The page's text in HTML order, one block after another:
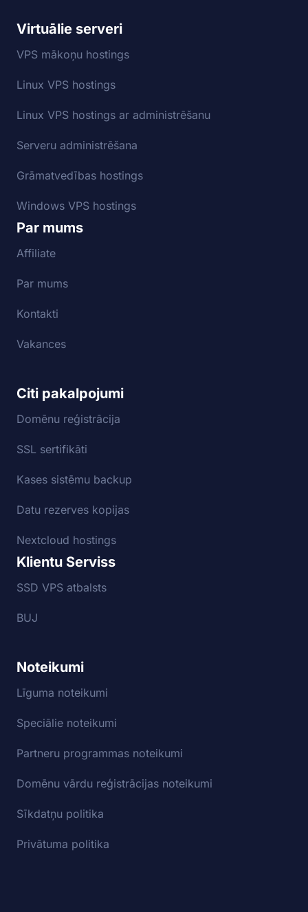
Virtuālie serveri
VPS mākoņu hostings
Linux VPS hostings
Linux VPS hostings ar administrēšanu
Serveru administrēšana
Grāmatvedības hostings
Windows VPS hostings
Par mums
Affiliate
Par mums
Kontakti
Vakances
Citi pakalpojumi
Domēnu reģistrācija
SSL sertifikāti
Kases sistēmu backup
Datu rezerves kopijas
Nextcloud hostings
Klientu Serviss
SSD VPS atbalsts
BUJ
Noteikumi
Līguma noteikumi
Speciālie noteikumi
Partneru programmas noteikumi
Domēnu vārdu reģistrācijas noteikumi
Sīkdatņu politika
Privātuma politika